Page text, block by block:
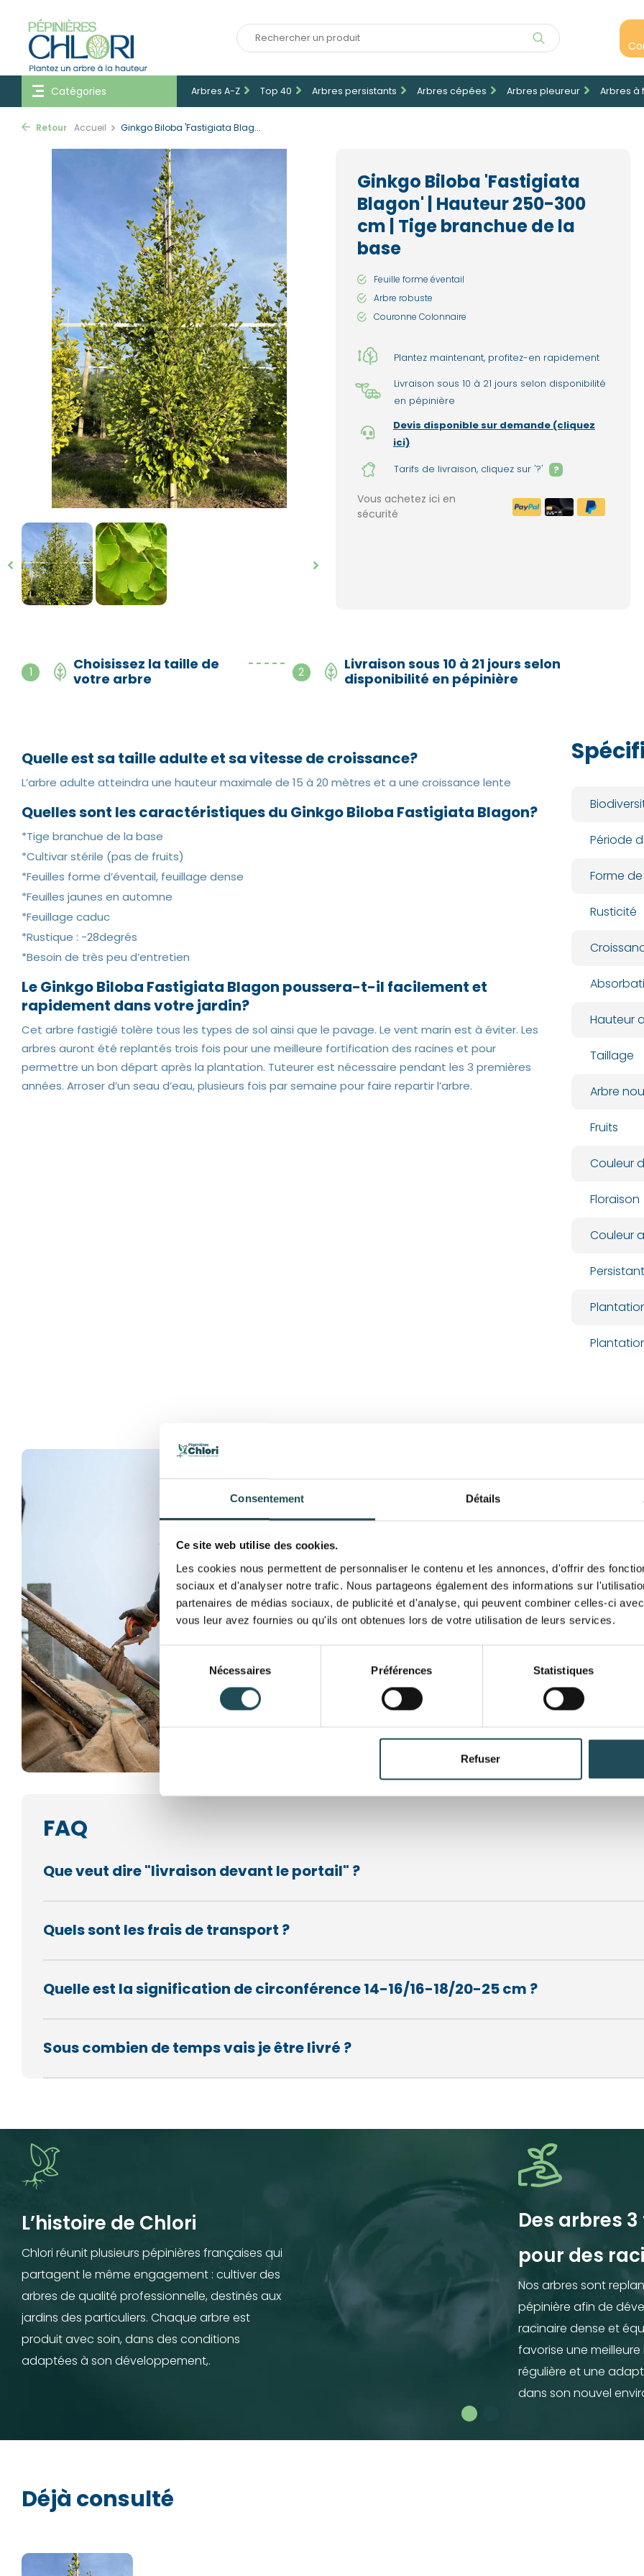
Consentement Détails
Ce site web utilise des cookies.
Les cookies nous permettent de personnaliser le contenu et les annonces, d'offrir des
sociaux et d'analyser notre trafic. Nous partageons également des informations sur
partenaires de médias sociaux, de publicité et d'analyse, qui peuvent combiner celles-ci
vous leur avez fournies ou qu'ils ont obtenues lors de votre utilisation de leurs services.
du
consentement
Nécessaires Préférences Statistiques
Refuser
Catégories Arbres A-Z Top 40 Arbres persistants Arbres cépées Arbres pleureur Arbres à
Retour Accueil Ginkgo Biloba 'Fastigiata Blag...
Ginkgo Biloba 'Fastigiata
Blagon' | Hauteur 250-300
cm | Tige branchue de la
base
Feuille forme éventail
Arbre robuste
Couronne Colonnaire
Plantez maintenant, profitez-en rapidement
Livraison sous 10 à 21 jours selon disponibilité
en pépinière
Devis disponible sur demande (cliquez
ici)
Tarifs de livraison, cliquez sur '?'
?
Vous achetez ici en
sécurité
1
Choisissez la taille de
votre arbre
- - - - -
2
Livraison sous 10 à 21 jours selon
disponibilité en pépinière
Quelle est sa taille adulte et sa vitesse de croissance?
L’arbre adulte atteindra une hauteur maximale de 15 à 20 mètres et a une croissance lente
Quelles sont les caractéristiques du Ginkgo Biloba Fastigiata Blagon?
*Tige branchue de la base
*Cultivar stérile (pas de fruits)
*Feuilles forme d’éventail, feuillage dense
*Feuilles jaunes en automne
*Feuillage caduc
*Rustique : -28degrés
*Besoin de très peu d’entretien
Le Ginkgo Biloba Fastigiata Blagon poussera-t-il facilement et
rapidement dans votre jardin?
Cet arbre fastigié tolère tous les types de sol ainsi que le pavage. Le vent marin est à éviter. Les
arbres auront été replantés trois fois pour une meilleure fortification des racines et pour
permettre un bon départ après la plantation. Tuteurer est nécessaire pendant les 3 premières
années. Arroser d’un seau d’eau, plusieurs fois par semaine pour faire repartir l’arbre.
Période
Forme
Rusticité
Hauteur
Taillage
Arbre
Fruits
Couleur
Floraison
Couleur
Vous cherchez un arbre
Dans notre vaste
années et qui font entre
arbres que nous
sera, pour certaines
parfaitement aux
grand jardin. Notre
appropriés pour des
FAQ
Que veut dire "livraison devant le portail" ?
Quels sont les frais de transport ?
Quelle est la signification de circonférence 14-16/16-18/20-25 cm ?
Sous combien de temps vais je être livré ?
L’histoire de Chlori
Chlori réunit plusieurs pépinières françaises qui
partagent le même engagement : cultiver des
arbres de qualité professionnelle, destinés aux
jardins des particuliers. Chaque arbre est
produit avec soin, dans des conditions
adaptées à son développement,.
Des arbres
pour des
Nos arbres sont
pépinière afin de
racinaire dense et
favorise une
régulière et une
dans son nouvel
Déjà consulté
Nom du produit
Nom du produit